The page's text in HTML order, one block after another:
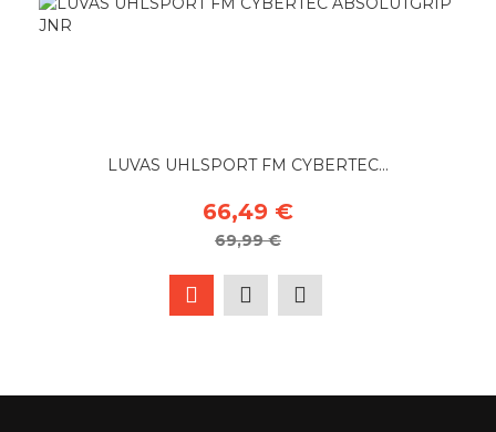
LUVAS UHLSPORT FM CYBERTEC...
66,49 €
69,99 €